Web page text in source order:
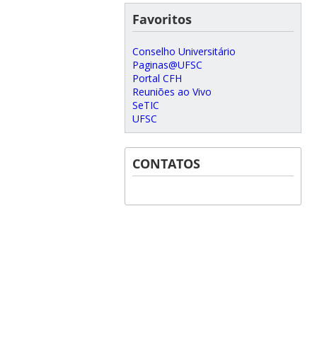
Favoritos
Conselho Universitário
Paginas@UFSC
Portal CFH
Reuniões ao Vivo
SeTIC
UFSC
CONTATOS